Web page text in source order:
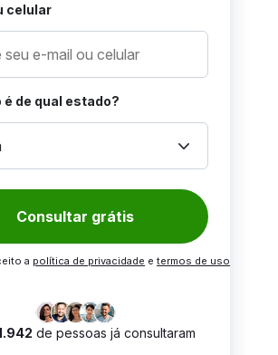
celular
é de qual estado?
keyboard_arrow_down
Consultar grátis
a política de privacidade e termos de uso
de pessoas já consultaram